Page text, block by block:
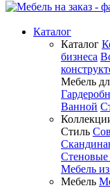
Каталог
Каталог
бизнеса
Мебель
Ванной
Стиль
Стеновые
Мебель
Мебель